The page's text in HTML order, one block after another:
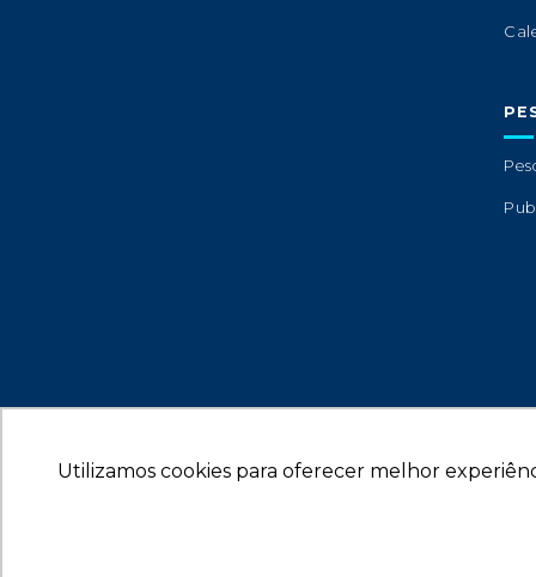
Utilizamos cookies para oferecer melhor